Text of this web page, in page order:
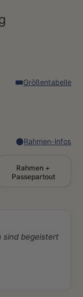
Größentabelle
Rahmen-Infos
Rahmen +
Passepartout
sind begeistert